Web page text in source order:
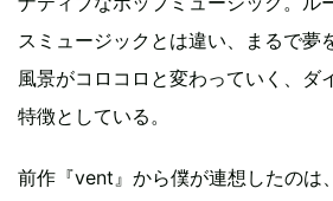
スミュージックとは違い、まるで夢
風景がコロコロと変わっていく、ダ
特徴としている。
前作『vent』から僕が連想したのは